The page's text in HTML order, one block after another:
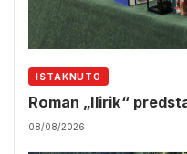
ISTAKNUTO
Roman „Ilirik“
08/08/2026